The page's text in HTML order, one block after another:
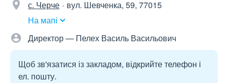
с. Черче
вул. Шевченка, 59, 77015
На мапі
Директор — Пелех Василь Васильович
Щоб зв'язатися із закладом, відкрийте телефон і
ел. пошту.